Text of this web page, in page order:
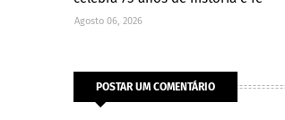
Agosto 06, 2026
POSTAR UM COMENTÁRIO